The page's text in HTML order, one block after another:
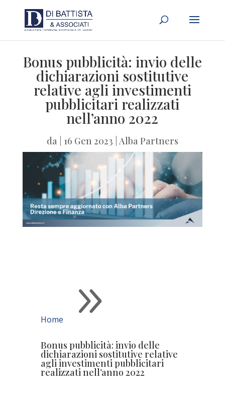
Bonus pubblicità: invio delle
dichiarazioni sostitutive
relative agli investimenti
pubblicitari realizzati
nell’anno 2022
da 16 Gen 2023 Alba Partners
Home 9
Bonus pubblicità: invio delle
dichiarazioni sostitutive relative
agli investimenti pubblicitari
realizzati nell’anno 2022